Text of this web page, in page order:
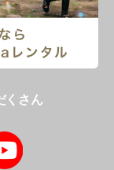
くさん